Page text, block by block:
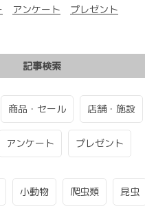
アンケート プレゼント
記事検索
商品・セール 店舗・施設
アンケート プレゼント
小動物 爬虫類 昆虫